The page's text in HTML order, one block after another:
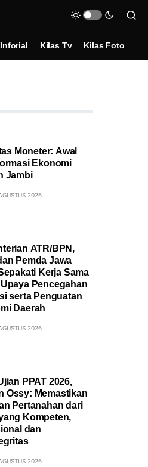
Inforial Kilas Tv Kilas Foto
Moneter: Awal
Ekonomi
Jambi
2026
ATR/BPN,
Pemda Jawa
Kerja Sama
Pencegahan
serta Penguatan
Daerah
2026
PPAT 2026,
Ossy: Memastikan
Pertanahan dari
Kompeten,
dan
2026